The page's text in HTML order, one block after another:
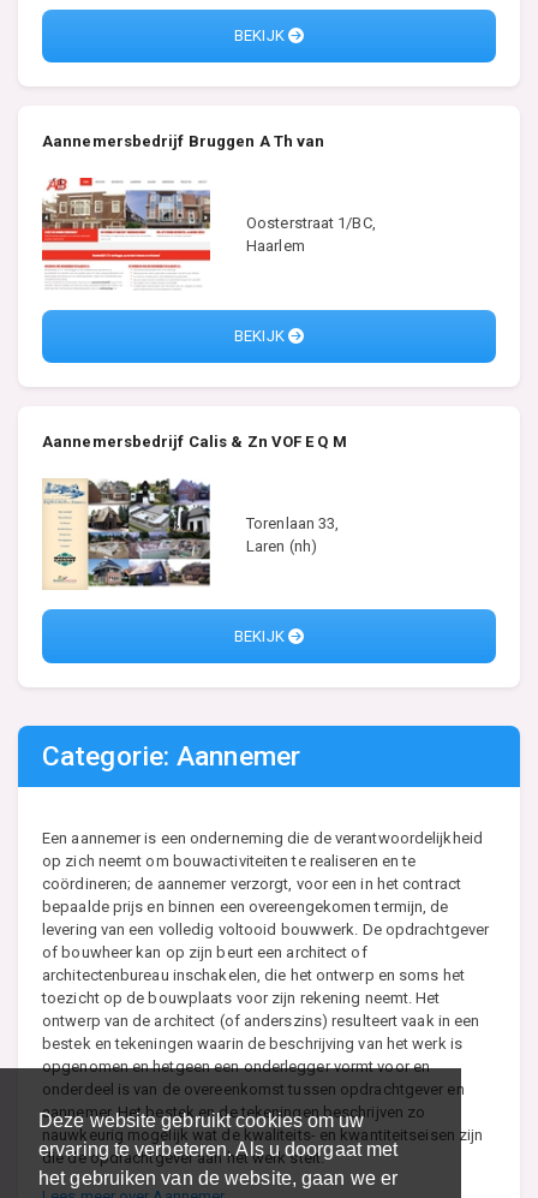
Deze website gebruikt cookies om uw
ervaring te verbeteren. Als u doorgaat met
het gebruiken van de website, gaan we er
BEKIJK
Aannemersbedrijf Bruggen A Th van
Oosterstraat 1/BC,
Haarlem
BEKIJK
Aannemersbedrijf Calis & Zn VOF E Q M
Torenlaan 33,
Laren (nh)
BEKIJK
Categorie: Aannemer
Een aannemer is een onderneming die de verantwoordelijkheid
op zich neemt om bouwactiviteiten te realiseren en te
coördineren; de aannemer verzorgt, voor een in het contract
bepaalde prijs en binnen een overeengekomen termijn, de
levering van een volledig voltooid bouwwerk. De opdrachtgever
of bouwheer kan op zijn beurt een architect of
architectenbureau inschakelen, die het ontwerp en soms het
toezicht op de bouwplaats voor zijn rekening neemt. Het
ontwerp van de architect (of anderszins) resulteert vaak in een
bestek en tekeningen waarin de beschrijving van het werk is
opgenomen en hetgeen een onderlegger vormt voor en
onderdeel is van de overeenkomst tussen opdrachtgever en
aannemer. Het bestek en de tekeningen beschrijven zo
nauwkeurig mogelijk wat de kwaliteits- en kwantiteitseisen zijn
die de opdrachtgever aan het werk stelt.